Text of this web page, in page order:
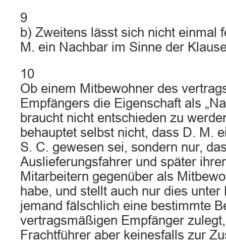
9
b) Zweitens lässt sich nicht einmal
M. ein Nachbar im Sinne der
10
Ob einem Mitbewohner des
Empfängers die Eigenschaft als
braucht nicht entschieden zu
behauptet selbst nicht, dass D. M.
S. C. gewesen sei, sondern nur,
Auslieferungsfahrer und später
Mitarbeitern gegenüber als
habe, und stellt auch nur dies
jemand fälschlich eine bestimmte
vertragsmäßigen Empfänger
Frachtführer aber keinesfalls zur